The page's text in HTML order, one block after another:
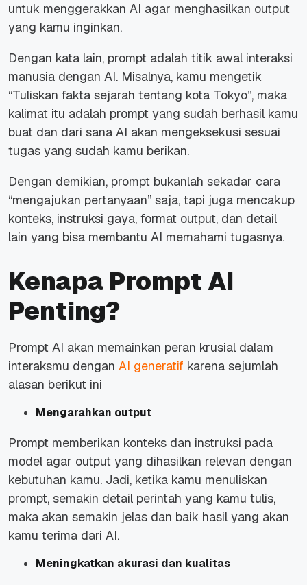
untuk menggerakkan AI agar menghasilkan output
yang kamu inginkan.
Dengan kata lain, prompt adalah titik awal interaksi
manusia dengan AI. Misalnya, kamu mengetik
“Tuliskan fakta sejarah tentang kota Tokyo”, maka
kalimat itu adalah prompt yang sudah berhasil kamu
buat dan dari sana AI akan mengeksekusi sesuai
tugas yang sudah kamu berikan.
Dengan demikian, prompt bukanlah sekadar cara
“mengajukan pertanyaan” saja, tapi juga mencakup
konteks, instruksi gaya, format output, dan detail
lain yang bisa membantu AI memahami tugasnya.
Kenapa Prompt AI
Penting?
Prompt AI akan memainkan peran krusial dalam
interaksmu dengan AI generatif karena sejumlah
alasan berikut ini
Mengarahkan output
Prompt memberikan konteks dan instruksi pada
model agar output yang dihasilkan relevan dengan
kebutuhan kamu. Jadi, ketika kamu menuliskan
prompt, semakin detail perintah yang kamu tulis,
maka akan semakin jelas dan baik hasil yang akan
kamu terima dari AI.
Meningkatkan akurasi dan kualitas